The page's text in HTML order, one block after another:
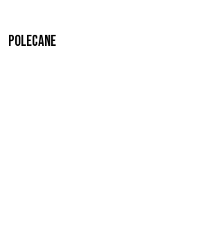
Polecane